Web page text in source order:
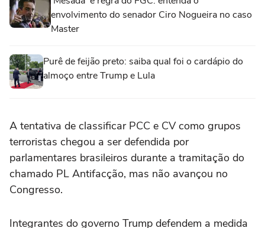
envolvimento do senador Ciro Nogueira no caso
Master
Purê de feijão preto: saiba qual foi o cardápio do
almoço entre Trump e Lula
A tentativa de classificar PCC e CV como grupos
terroristas chegou a ser defendida por
parlamentares brasileiros durante a tramitação do
chamado PL Antifacção, mas não avançou no
Congresso.
Integrantes do governo Trump defendem a medida